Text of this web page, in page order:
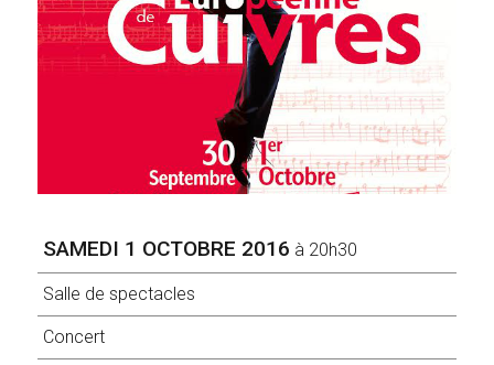
SAMEDI 1 OCTOBRE 2016 à 20h30
Salle de spectacles
Concert